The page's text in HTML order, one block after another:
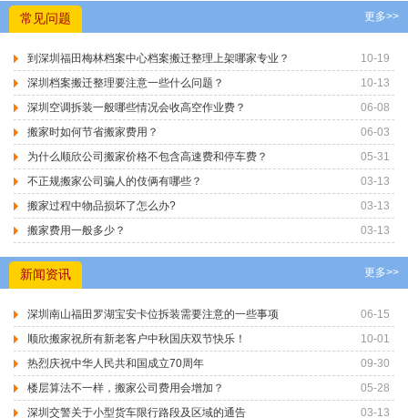
更多>>
常见问题
10-19
到深圳福田梅林档案中心档案搬迁整理上架哪家专业？
10-13
深圳档案搬迁整理要注意一些什么问题？
06-08
深圳空调拆装一般哪些情况会收高空作业费？
06-03
搬家时如何节省搬家费用？
05-31
为什么顺欣公司搬家价格不包含高速费和停车费？
03-13
不正规搬家公司骗人的伎俩有哪些？
03-13
搬家过程中物品损坏了怎么办?
03-13
搬家费用一般多少？
更多>>
新闻资讯
06-15
深圳南山福田罗湖宝安卡位拆装需要注意的一些事项
10-01
顺欣搬家祝所有新老客户中秋国庆双节快乐！
09-30
热烈庆祝中华人民共和国成立70周年
05-28
楼层算法不一样，搬家公司费用会增加？
03-13
深圳交警关于小型货车限行路段及区域的通告